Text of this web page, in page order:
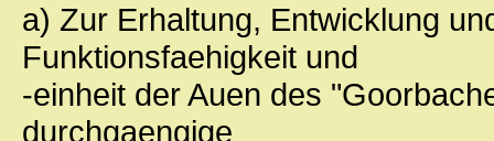
a) Zur Erhaltung, Entwicklung
Funktionsfaehigkeit und
-einheit der Auen des
durchgaengige